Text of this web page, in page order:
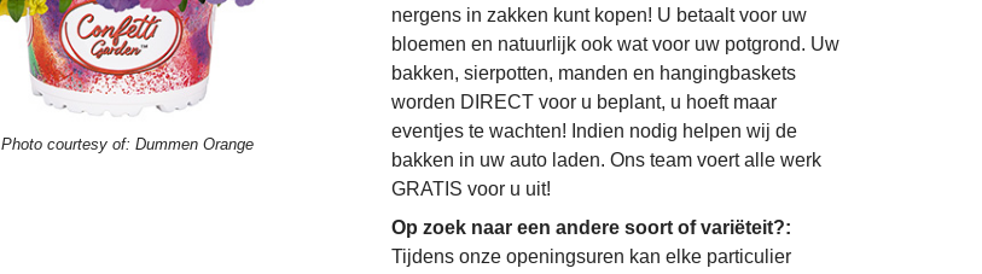
Photo courtesy of:Dummen Orange
nergens in zakken kunt kopen! U betaalt voor uw
bloemen en natuurlijk ook wat voor uw potgrond. Uw
bakken, sierpotten, manden en hangingbaskets
worden DIRECT voor u beplant, u hoeft maar
eventjes te wachten! Indien nodig helpen wij de
bakken in uw auto laden. Ons team voert alle werk
GRATIS voor u uit!
Op zoek naar een andere soort of variëteit?:
Tijdens onze openingsuren kan elke particulier